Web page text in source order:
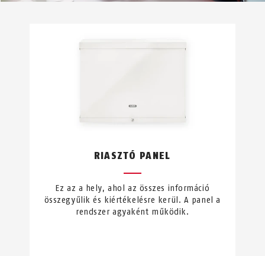
RIASZTÓ PANEL
Ez az a hely, ahol az összes információ
összegyűlik és kiértékelésre kerül. A panel a
rendszer agyaként működik.